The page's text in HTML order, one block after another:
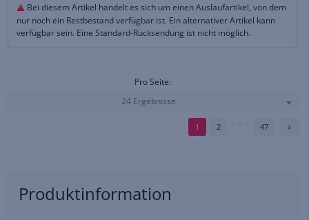
Bei diesem Artikel handelt es sich um einen Auslaufartikel, von dem
nur noch ein Restbestand verfügbar ist. Ein alternativer Artikel kann
verfügbar sein. Eine Standard-Rücksendung ist nicht möglich.
Pro Seite:
24 Ergebnisse
1 2 47
Produktinformation